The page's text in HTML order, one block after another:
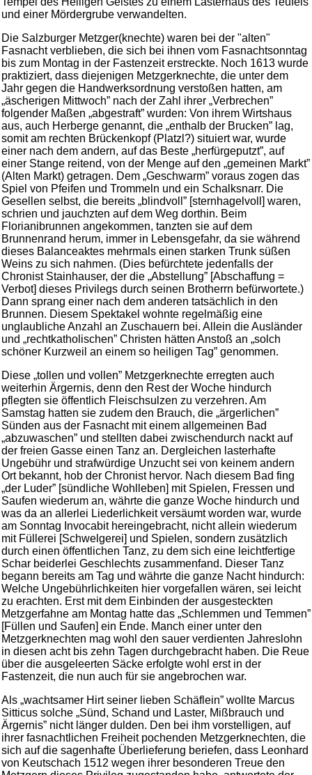
und einer Mördergrube verwandelten.
Die Salzburger Metzger(knechte) waren bei der "alten"
Fasnacht verblieben, die sich bei ihnen vom Fasnachtsonntag
bis zum Montag in der Fastenzeit erstreckte. Noch 1613 wurde
praktiziert, dass diejenigen Metzgerknechte, die unter dem
Jahr gegen die Handwerksordnung verstoßen hatten, am
„äscherigen Mittwoch” nach der Zahl ihrer „Verbrechen”
folgender Maßen „abgestraft” wurden: Von ihrem Wirtshaus
aus, auch Herberge genannt, die „enthalb der Brucken” lag,
somit am rechten Brückenkopf (Platzl?) situiert war, wurde
einer nach dem andern, auf das Beste „herfürgeputzt”, auf
einer Stange reitend, von der Menge auf den „gemeinen Markt”
(Alten Markt) getragen. Dem „Geschwarm” voraus zogen das
Spiel von Pfeifen und Trommeln und ein Schalksnarr. Die
Gesellen selbst, die bereits „blindvoll” [sternhagelvoll] waren,
schrien und jauchzten auf dem Weg dorthin. Beim
Florianibrunnen angekommen, tanzten sie auf dem
Brunnenrand herum, immer in Lebensgefahr, da sie während
dieses Balanceaktes mehrmals einen starken Trunk süßen
Weins zu sich nahmen. (Dies befürchtete jedenfalls der
Chronist Stainhauser, der die „Abstellung” [Abschaffung =
Verbot] dieses Privilegs durch seinen Brotherrn befürwortete.)
Dann sprang einer nach dem anderen tatsächlich in den
Brunnen. Diesem Spektakel wohnte regelmäßig eine
unglaubliche Anzahl an Zuschauern bei. Allein die Ausländer
und „rechtkatholischen” Christen hätten Anstoß an „solch
schöner Kurzweil an einem so heiligen Tag” genommen.
Diese „tollen und vollen” Metzgerknechte erregten auch
weiterhin Ärgernis, denn den Rest der Woche hindurch
pflegten sie öffentlich Fleischsulzen zu verzehren. Am
Samstag hatten sie zudem den Brauch, die „ärgerlichen”
Sünden aus der Fasnacht mit einem allgemeinen Bad
„abzuwaschen” und stellten dabei zwischendurch nackt auf
der freien Gasse einen Tanz an. Dergleichen lasterhafte
Ungebühr und strafwürdige Unzucht sei von keinem andern
Ort bekannt, hob der Chronist hervor. Nach diesem Bad fing
„der Luder” [sündliche Wohlleben] mit Spielen, Fressen und
Saufen wiederum an, währte die ganze Woche hindurch und
was da an allerlei Liederlichkeit versäumt worden war, wurde
am Sonntag Invocabit hereingebracht, nicht allein wiederum
mit Füllerei [Schwelgerei] und Spielen, sondern zusätzlich
durch einen öffentlichen Tanz, zu dem sich eine leichtfertige
Schar beiderlei Geschlechts zusammenfand. Dieser Tanz
begann bereits am Tag und währte die ganze Nacht hindurch:
Welche Ungebührlichkeiten hier vorgefallen wären, sei leicht
zu erachten. Erst mit dem Einbinden der ausgesteckten
Metzgerfahne am Montag hatte das „Schlemmen und Temmen”
[Füllen und Saufen] ein Ende. Manch einer unter den
Metzgerknechten mag wohl den sauer verdienten Jahreslohn
in diesen acht bis zehn Tagen durchgebracht haben. Die Reue
über die ausgeleerten Säcke erfolgte wohl erst in der
Fastenzeit, die nun auch für sie angebrochen war.
Als „wachtsamer Hirt seiner lieben Schäflein” wollte Marcus
Sitticus solche „Sünd, Schand und Laster, Mißbrauch und
Ärgernis” nicht länger dulden. Den bei ihm vorstelligen, auf
ihrer fasnachtlichen Freiheit pochenden Metzgerknechten, die
sich auf die sagenhafte Überlieferung beriefen, dass Leonhard
von Keutschach 1512 wegen ihrer besonderen Treue den